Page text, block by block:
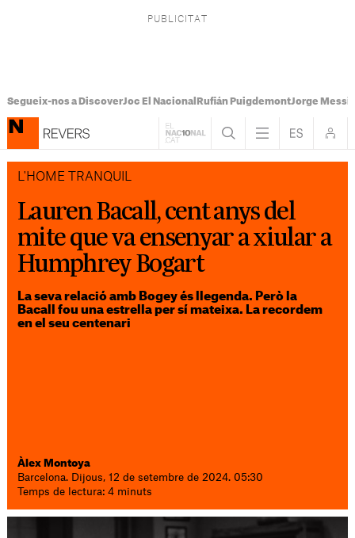
Segueix-nos a DiscoverJoc El Nacional Rufián PuigdemontJorge Messi
L'HOME TRANQUIL
Lauren Bacall, cent anys del
mite que va ensenyar a xiular a
Humphrey Bogart
La seva relació amb Bogey és llegenda. Però la
Bacall fou una estrella per sí mateixa. La recordem
en el seu centenari
Àlex Montoya
Barcelona. Dijous, 12 de setembre de 2024. 05:30
Temps de lectura: 4 minuts